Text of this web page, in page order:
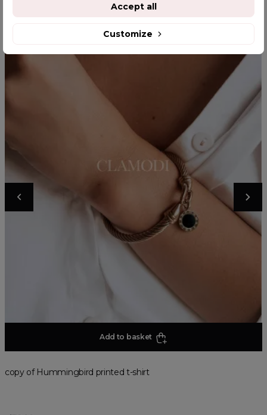
Add to basket
copy of Hummingbird printed t-shirt
Customize
Accept all